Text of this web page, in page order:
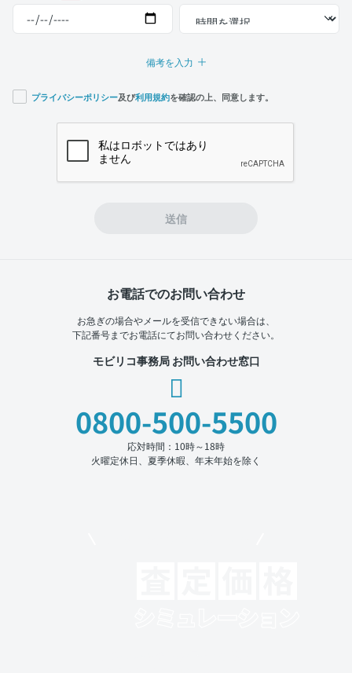
備考を入力
プライバシーポリシー及び利用規約を確認の上、同意します。
送信
お電話でのお問い合わせ
お急ぎの場合やメールを受信できない場合は、
下記番号までお電話にてお問い合わせください。
モビリコ事務局 お問い合わせ窓口
0800-500-5500
応対時間：10時～18時
火曜定休日、夏季休暇、年末年始を除く